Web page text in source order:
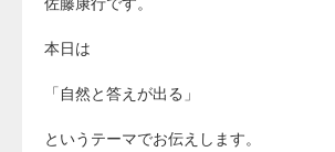
佐藤康行です。
本日は
「自然と答えが出る」
というテーマでお伝えします。